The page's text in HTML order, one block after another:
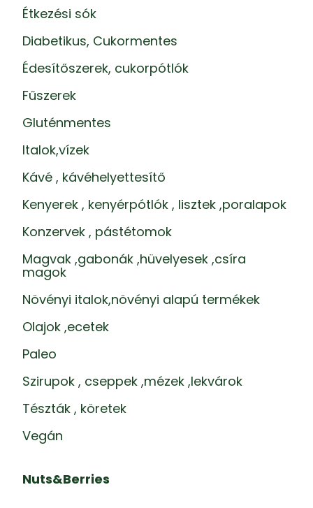
Étkezési sók
Diabetikus, Cukormentes
Édesítőszerek, cukorpótlók
Fűszerek
Gluténmentes
Italok,vízek
Kávé , kávéhelyettesítő
Kenyerek , kenyérpótlók , lisztek ,poralapok
Konzervek , pástétomok
Magvak ,gabonák ,hüvelyesek ,csíra
magok
Növényi italok,növényi alapú termékek
Olajok ,ecetek
Paleo
Szirupok , cseppek ,mézek ,lekvárok
Tészták , köretek
Vegán
Nuts&Berries